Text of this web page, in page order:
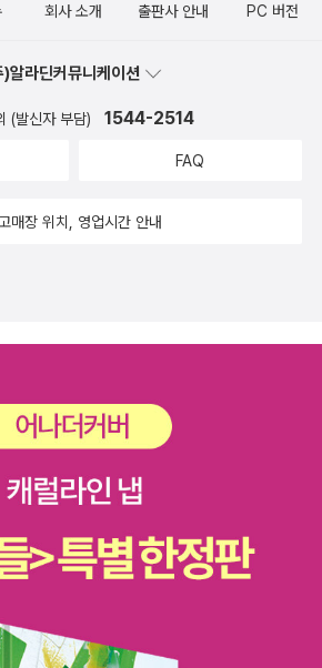
있습니다. 이 책을 통해 문학을 사랑하는
의미를 찾고자 하는 이들에게 큰 위로와
하다는 사실을 알게 되는 순간이 오게 되
는 게 아닐까. 그래서 나이가 들수록 온
수 있는 순간들이 더욱 소중하게 느껴진
@gyoyu_books
회사 소개 출판사 안내 PC 버전
)알라딘커뮤니케이션
(발신자 부담) 1544-2514
FAQ
매장 위치, 영업시간 안내